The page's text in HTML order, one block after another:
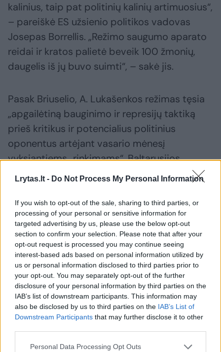
Lrytas.lt - Do Not Process My Personal Information
If you wish to opt-out of the sale, sharing to third parties, or
processing of your personal or sensitive information for
targeted advertising by us, please use the below opt-out
section to confirm your selection. Please note that after your
opt-out request is processed you may continue seeing
interest-based ads based on personal information utilized by
us or personal information disclosed to third parties prior to
your opt-out. You may separately opt-out of the further
disclosure of your personal information by third parties on the
IAB’s list of downstream participants. This information may
also be disclosed by us to third parties on the IAB’s List of
Downstream Participants that may further disclose it to other
Personal Data Processing Opt Outs
kalinius, taip pat politinių kalinių artimuosius“,
– pareiškė ES užsienio politikos vadovas
Josepas Borrellis. „Režimo saugumo aparato
reidai ir kratos palietė beveik 100 žmonių,
daugelis iš jų buvo suimti“, – sakė jis.
Pasak Briuselio, A. Lukašenkos režimas tęsia
„apgailėtiną bauginimo ir represijų taktiką
prieš kritikus ir potencialius politinius
oponentus artėjant vasario mėnesį
vyksiantiems „rinkimams“. Baltarusijos
valdžia negailestingai susidoroja su A.
oponentais po masinių protestų, kilusių po
2020 m. prezidento rinkimų. Vakarų teigimu,
A. Lukašenka juos pavogė. Represijos reiškia,
kad per vasario 25 d. balsavimą jokios
reikšmingos opozicijos nebus.
Šie „rinkimai“ bus pirmasis nuo 2020 m.
balsavimas visoje šalyje, lemsiantis
parlamento žemųjų rūmų sudėtį.